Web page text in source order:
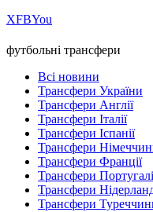
ХFBYou
футбольні трансфери
Всі новини
Трансфери України
Трансфери Англії
Трансфери Італії
Трансфери Іспанії
Трансфери
Трансфери Франції
Трансфери
Трансфери
Трансфери